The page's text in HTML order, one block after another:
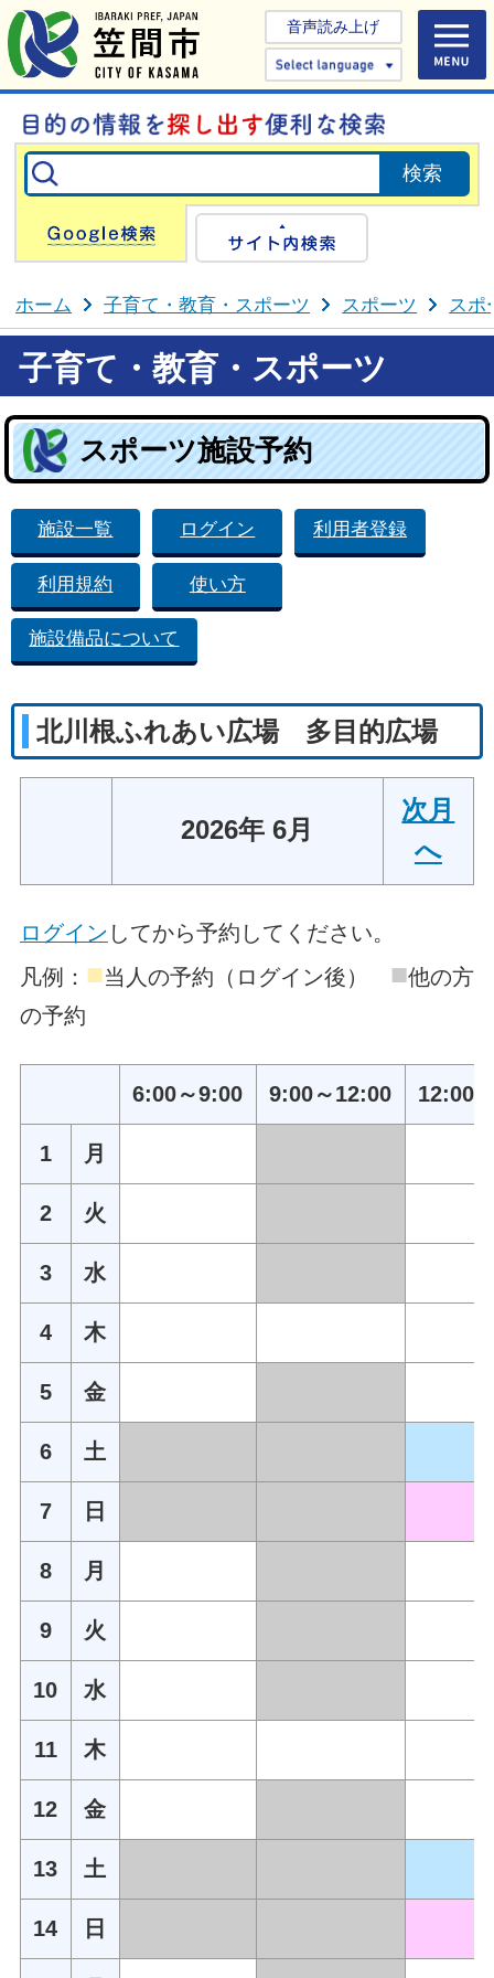
音声読み上げ
Select
Google検索
ホーム 子育て・教育・スポーツ スポーツ スポ
子育て・教育・スポーツ
スポーツ施設予約
施設一覧 ログイン 利用者登録
利用規約 使い方
施設備品について
北川根ふれあい広場 多目的広場
2026年 6月
次月
へ
ログイン してから予約してください。
凡例： ■当人の予約（ログイン後） ■他の方
の予約
6:00～9:00 9:00～12:00 12:00
1 月
2 火
3 水
4 木
5 金
6 土
7 日
8 月
9 火
10 水
11 木
12 金
13 土
14 日